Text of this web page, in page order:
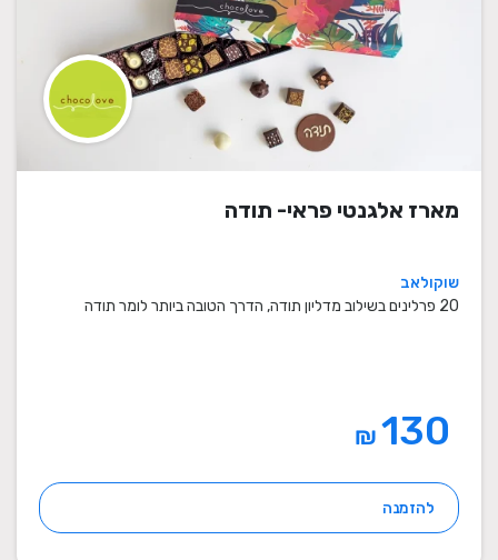
מארז אלגנטי פראי- תודה
שוקולאב
20 פרלינים בשילוב מדליון תודה, הדרך הטובה ביותר לומר תודה
₪
להזמנה